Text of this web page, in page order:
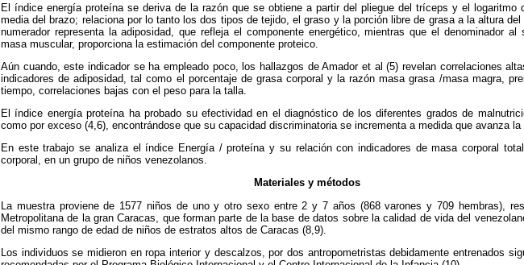
El índice energía proteína se deriva de la razón que se obtiene a partir del pliegue del tríceps y el logaritmo
media del brazo; relaciona por lo tanto los dos tipos de tejido, el graso y la porción libre de grasa a la altura
numerador representa la adiposidad, que refleja el componente energético, mientras que el denominador
masa muscular, proporciona la estimación del componente proteico.
Aún cuando, este indicador se ha empleado poco, los hallazgos de Amador et al (5) revelan correlaciones
indicadores de adiposidad, tal como el porcentaje de grasa corporal y la razón masa grasa /masa magra,
tiempo, correlaciones bajas con el peso para la talla.
El índice energía proteína ha probado su efectividad en el diagnóstico de los diferentes grados de
como por exceso (4,6), encontrándose que su capacidad discriminatoria se incrementa a medida que avanza la
En este trabajo se analiza el índice Energía / proteína y su relación con indicadores de masa corporal
corporal, en un grupo de niños venezolanos.
Materiales y métodos
La muestra proviene de 1577 niños de uno y otro sexo entre 2 y 7 años (868 varones y 709 hembras),
Metropolitana de la gran Caracas, que forman parte de la base de datos sobre la calidad de vida del
del mismo rango de edad de niños de estratos altos de Caracas (8,9).
Los individuos se midieron en ropa interior y descalzos, por dos antropometristas debidamente entrenados